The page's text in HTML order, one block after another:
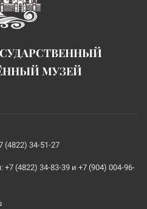
МУЗЕЙ
(4822) 34-51-27
(4822) 34-83-39 и +7 (904) 004-96-